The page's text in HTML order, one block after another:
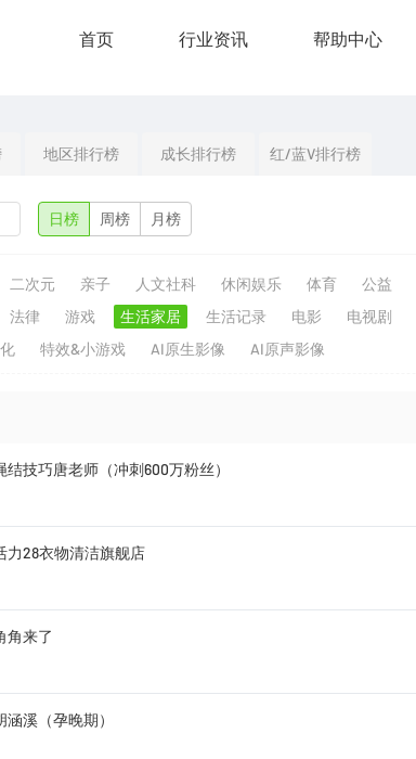
首页 行业资讯 帮助中心
地区排行榜 成长排行榜 红/蓝V排行榜
日榜 周榜 月榜
二次元 亲子 人文社科 休闲娱乐 体育 公益
法律 游戏 生活家居 生活记录 电影 电视剧
特效&小游戏 AI原生影像 AI原声影像
结技巧唐老师（冲刺600万粉丝）
力28衣物清洁旗舰店
角来了
涵溪（孕晚期）